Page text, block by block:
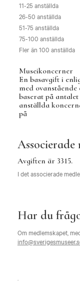
11-25 anställda
26-50 anställda
51-75 anställda
75-100 anställda
Fler än 100 anställda
Museikoncerner
En basavgift i
med ovanstående
baserat på antalet
anställda
på
Associerade
Avgiften är 3315.
I det associerade
Har du
Om medlemskapet,
.